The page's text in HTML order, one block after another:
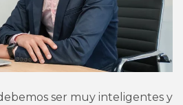
ser muy inteligentes y